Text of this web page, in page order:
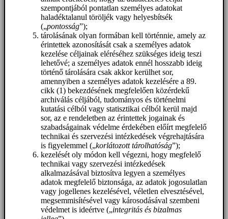
szempontjából pontatlan személyes adatokat
haladéktalanul töröljék vagy helyesbítsék
(„pontosság”);
tárolásának olyan formában kell történnie, amely az
érintettek azonosítását csak a személyes adatok
kezelése céljainak eléréséhez szükséges ideig teszi
lehetővé; a személyes adatok ennél hosszabb ideig
történő tárolására csak akkor kerülhet sor,
amennyiben a személyes adatok kezelésére a 89.
cikk (1) bekezdésének megfelelően közérdekű
archiválás céljából, tudományos és történelmi
kutatási célból vagy statisztikai célból kerül majd
sor, az e rendeletben az érintettek jogainak és
szabadságainak védelme érdekében előírt megfelelő
technikai és szervezési intézkedések végrehajtására
is figyelemmel („korlátozott tárolhatóság”);
kezelését oly módon kell végezni, hogy megfelelő
technikai vagy szervezési intézkedések
alkalmazásával biztosítva legyen a személyes
adatok megfelelő biztonsága, az adatok jogosulatlan
vagy jogellenes kezelésével, véletlen elvesztésével,
megsemmisítésével vagy károsodásával szembeni
védelmet is ideértve („integritás és bizalmas